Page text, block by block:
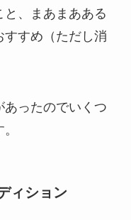
と、まあまあある
すすめ（ただし消
ったのでいくつ
ィション